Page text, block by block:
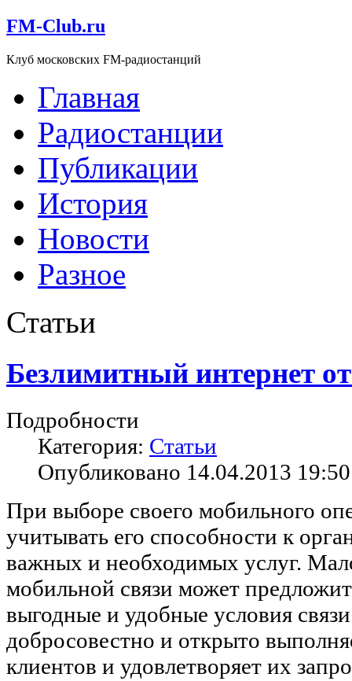
FM-Club.ru
Клуб московских FM-радиостанций
Главная
Радиостанции
Публикации
История
Новости
Разное
Статьи
Безлимитный интернет
Подробности
Категория: Статьи
Опубликовано 14.04.2013 19:50
При выборе своего мобильного
учитывать его способности к
важных и необходимых услуг.
мобильной связи может
выгодные и удобные условия
добросовестно и открыто
клиентов и удовлетворяет их